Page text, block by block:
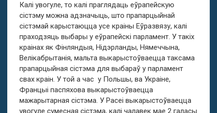
Калі увогуле, то калі праглядаць еўрапейскую
сістэму можна адзначыць, што прапарцыйнай
сістэмай карыстаюцца усе краіны Еўразвязу, калі
праходзяць выбары у еўрапейскі парламент. У такіх
краінах як Фінляндыя, Нідэрланды, Нямеччына,
Велікабрытанія, мальта выкарыстоўваецца таксама
прапарцыйная сістэма для выбараў у парламент
свах краін. У той а час у Польшы, ва Украіне,
Францыі паспяхова выкарыстоўваецца
мажарытарная сістэма. У Расеі выкарыстоўваецца
увогуле сумесная сістэма, калі чалавек мае 2 галасы